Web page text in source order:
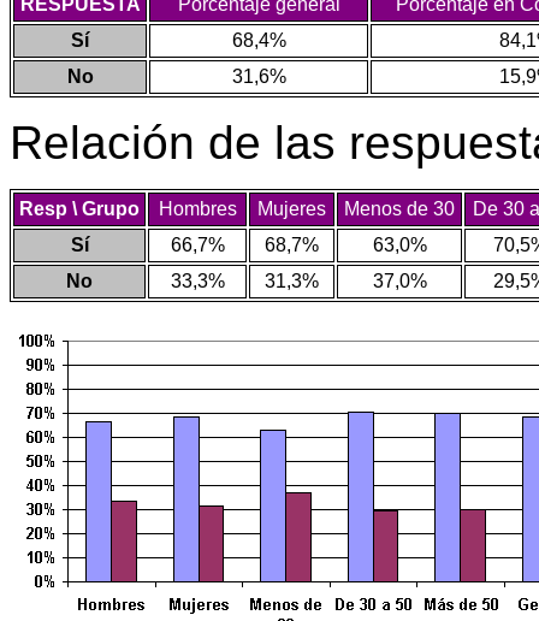
RESPUESTA Porcentaje general
Porcentaje en
Sí
68,4%
No
31,6%
Relación de las
Resp \ Grupo Hombres Mujeres Menos de 30
De 30
Sí
66,7% 68,7% 63,0%
No
33,3% 31,3% 37,0%